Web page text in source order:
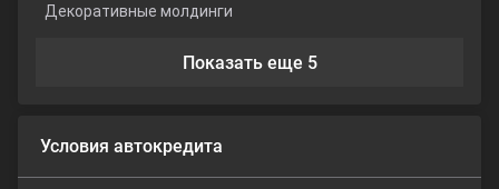
Декоративные молдинги
Показать еще 5
Условия автокредита